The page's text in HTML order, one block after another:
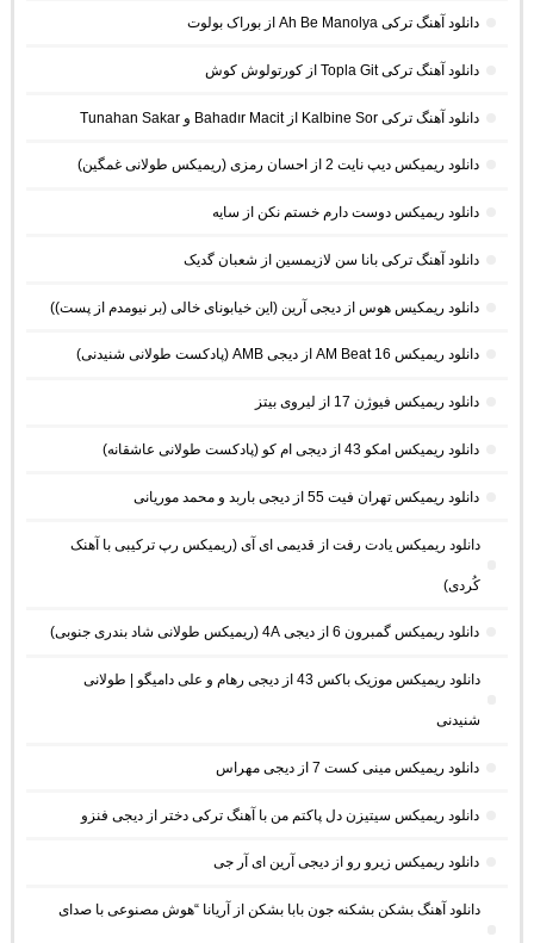
دانلود آهنگ ترکی Ah Be Manolya از بوراک بولوت
دانلود آهنگ ترکی Topla Git از کورتولوش کوش
دانلود آهنگ ترکی Kalbine Sor از Bahadır Macit و Tunahan Sakar
دانلود ریمیکس دیپ نایت 2 از احسان رمزی (ریمیکس طولانی غمگین)
دانلود ریمیکس دوست دارم خستم نکن از سایه
دانلود آهنگ ترکی بانا سن لازیمسین از شعبان گدیک
دانلود ریمکیس هوس از دیجی آرین (این خیابونای خالی (بر نیومدم از پست))
دانلود ریمیکس AM Beat 16 از دیجی AMB (پادکست طولانی شنیدنی)
دانلود ریمیکس فیوژن 17 از لیروی بیتز
دانلود ریمیکس امکو 43 از دیجی ام کو (پادکست طولانی عاشقانه)
دانلود ریمیکس تهران فیت 55 از دیجی باربد و محمد موریانی
دانلود ریمیکس یادت رفت از قدیمی ای آی (ریمیکس رپ ترکیبی با آهنک
کُردی)
دانلود ریمیکس گمبرون 6 از دیجی 4A (ریمیکس طولانی شاد بندری جنوبی)
دانلود ریمیکس موزیک باکس 43 از دیجی رهام و علی دامیگو | طولانی
شنیدنی
دانلود ریمیکس مینی کست 7 از دیجی مهراس
دانلود ریمیکس سیتیزن دل پاکتم من با آهنگ ترکی دختر از دیجی فنزو
دانلود ریمیکس زیرو رو از دیجی آرین ای آر جی
دانلود آهنگ بشکن بشکنه جون بابا بشکن از آریانا “هوش مصنوعی با صدای